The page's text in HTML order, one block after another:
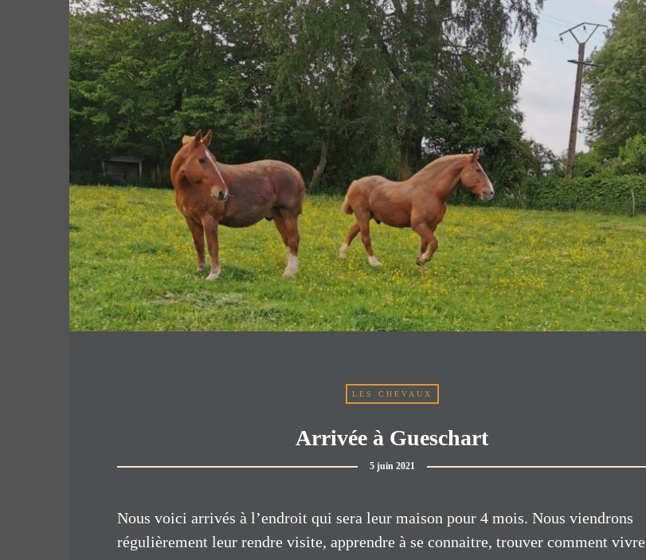
LES CHEVAUX
Arrivée à Gueschart
5 juin 2021
Nous voici arrivés à l’endroit qui sera leur maison pour 4 mois. Nous viendrons
régulièrement leur rendre visite, apprendre à se connaitre, trouver comment vivre